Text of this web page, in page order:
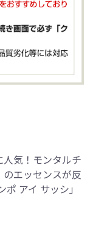
気！ モンタルチ
エッセンスが反
アイ サッシ」